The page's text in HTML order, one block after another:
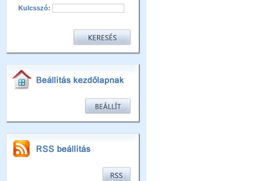
Kulcsszó: